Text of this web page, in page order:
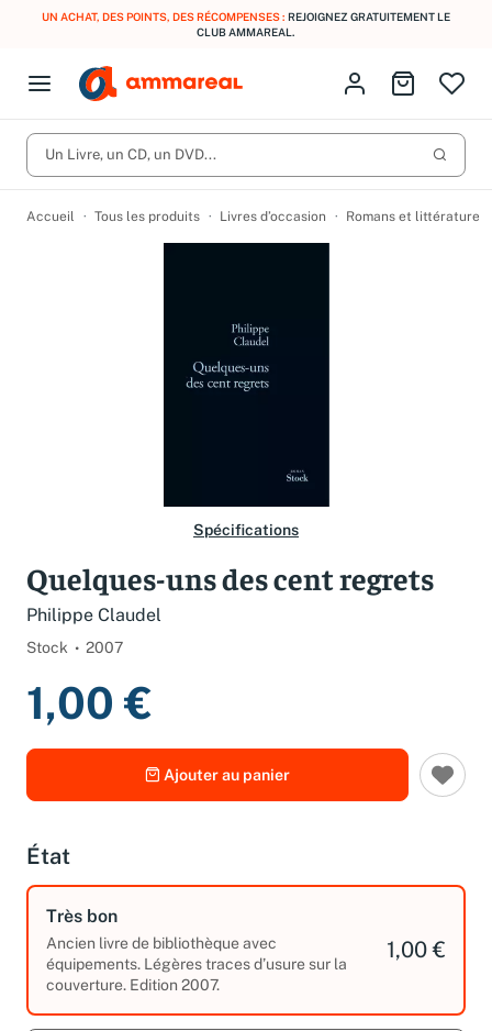
UN ACHAT, DES POINTS, DES RÉCOMPENSES : REJOIGNEZ GRATUITEMENT LE
CLUB AMMAREAL.
Open menu
Fermer le menu
CD d'occasion
Vinyles d'occasion
Produits Catégories
Vous n'avez pas trouvé l'article que vous cherchiez ?
Activez les notifications dans votre compte pour être alerté dès
qu'il est en stock.
Identifiez-vous
Aller au
Un Livre, un CD, un DVD...
Accueil Tous les produits Livres d’occasion Romans et littérature
Spécifications
Quelques-uns des cent regrets
Philippe Claudel
Stock 2007
1,00 €
Ajouter au panier
État
Très bon
Ancien livre de bibliothèque avec
équipements. Légères traces d’usure sur la
couverture. Edition 2007.
1,00 €